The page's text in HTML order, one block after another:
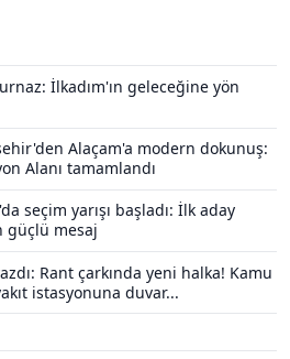
İlkadım'ın geleceğine yön
Alaçam'a modern dokunuş:
Alanı tamamlandı
seçim yarışı başladı: İlk aday
güçlü mesaj
Rant çarkında yeni halka! Kamu
istasyonuna duvar...